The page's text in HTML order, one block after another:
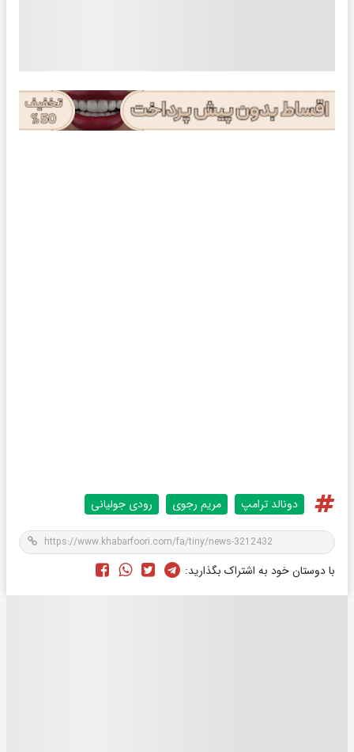
دونالد ترامپ مریم رجوی رودی جولیانی
با دوستان خود به اشتراک بگذارید: